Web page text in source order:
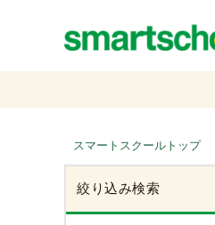
スマートスクールトップ
絞り込み検索